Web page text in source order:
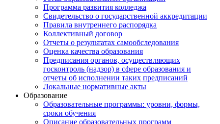
Программа развития колледжа
Свидетельство о государственной аккредитации
Правила внутреннего распорядка
Коллективный договор
Отчеты о результатах самообследования
Оценка качества образования
Предписания органов, осуществляющих
госконтроль (надзор) в сфере образования и
отчеты об исполнении таких предписаний
Локальные нормативные акты
Образование
Образовательные программы: уровни, формы,
сроки обучения
Описание образовательных программ